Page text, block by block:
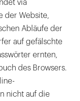
via
der Website,
Abläufe der
auf gefälschte
ernten,
des Browsers.
nicht auf die